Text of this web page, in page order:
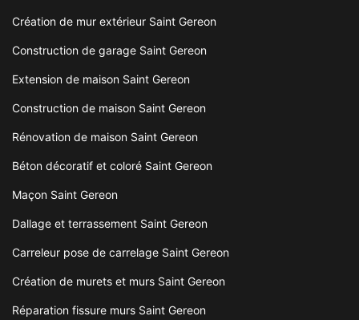
Création de mur extérieur Saint Gereon
Construction de garage Saint Gereon
Extension de maison Saint Gereon
Construction de maison Saint Gereon
Rénovation de maison Saint Gereon
Béton décoratif et coloré Saint Gereon
Maçon Saint Gereon
Dallage et terrassement Saint Gereon
Carreleur pose de carrelage Saint Gereon
Création de murets et murs Saint Gereon
Réparation fissure murs Saint Gereon